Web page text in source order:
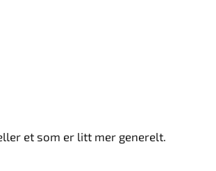
et som er litt mer generelt.